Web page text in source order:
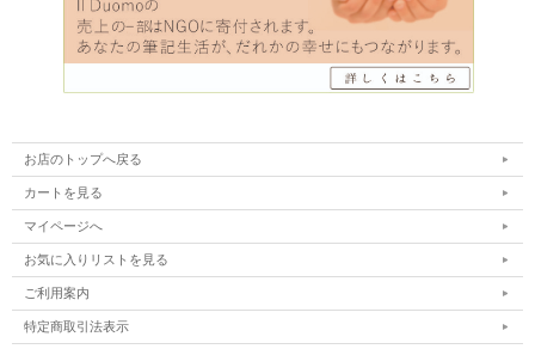
お店のトップへ戻る
カートを見る
マイページへ
お気に入りリストを見る
ご利用案内
特定商取引法表示